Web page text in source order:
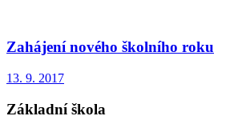
Zahájení nového školního roku
13. 9. 2017
Základní škola